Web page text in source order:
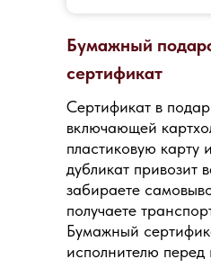
Бумажный
сертификат
Сертификат в
включающей
пластиковую карту
дубликат привозит
забираете
получаете
Бумажный
исполнителю перед